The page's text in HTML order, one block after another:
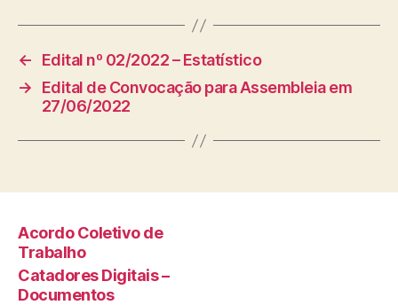
←
Edital nº 02/2022 – Estatístico
→
Edital de Convocação para Assembleia em
27/06/2022
Acordo Coletivo de
Trabalho
Catadores Digitais –
Documentos